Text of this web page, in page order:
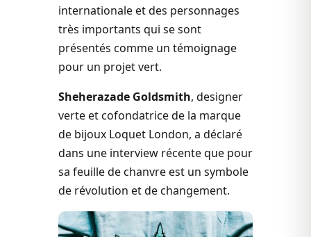
internationale et des personnages
très importants qui se sont
présentés comme un témoignage
pour un projet vert.
Sheherazade Goldsmith, designer
verte et cofondatrice de la marque
de bijoux Loquet London, a déclaré
dans une interview récente que pour
sa feuille de chanvre est un symbole
de révolution et de changement.